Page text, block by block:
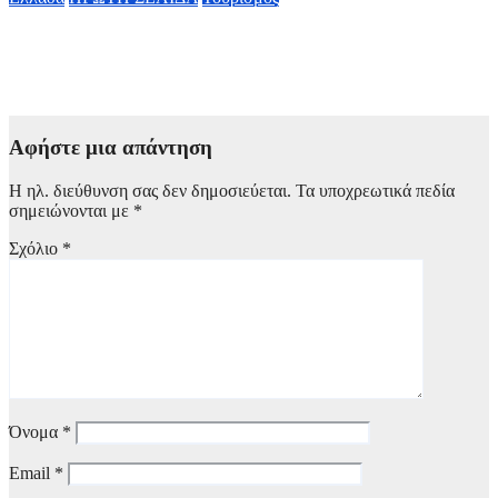
Αφήστε μια απάντηση
Η ηλ. διεύθυνση σας δεν δημοσιεύεται. Τα υποχρεωτικά πεδία
σημειώνονται με *
Σχόλιο *
Όνομα *
Email *